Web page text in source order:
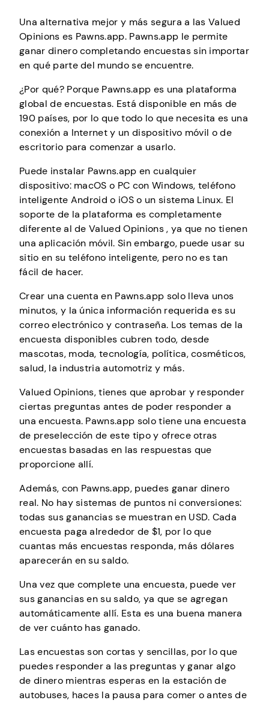
Una alternativa mejor y más segura a las Valued
Opinions es Pawns.app. Pawns.app le permite
ganar dinero completando encuestas sin importar
en qué parte del mundo se encuentre.
¿Por qué? Porque Pawns.app es una plataforma
global de encuestas. Está disponible en más de
190 países, por lo que todo lo que necesita es una
conexión a Internet y un dispositivo móvil o de
escritorio para comenzar a usarlo.
Puede instalar Pawns.app en cualquier
dispositivo: macOS o PC con Windows, teléfono
inteligente Android o iOS o un sistema Linux. El
soporte de la plataforma es completamente
diferente al de Valued Opinions , ya que no tienen
una aplicación móvil. Sin embargo, puede usar su
sitio en su teléfono inteligente, pero no es tan
fácil de hacer.
Crear una cuenta en Pawns.app solo lleva unos
minutos, y la única información requerida es su
correo electrónico y contraseña. Los temas de la
encuesta disponibles cubren todo, desde
mascotas, moda, tecnología, política, cosméticos,
salud, la industria automotriz y más.
Valued Opinions, tienes que aprobar y responder
ciertas preguntas antes de poder responder a
una encuesta. Pawns.app solo tiene una encuesta
de preselección de este tipo y ofrece otras
encuestas basadas en las respuestas que
proporcione allí.
Además, con Pawns.app, puedes ganar dinero
real. No hay sistemas de puntos ni conversiones:
todas sus ganancias se muestran en USD. Cada
encuesta paga alrededor de $1, por lo que
cuantas más encuestas responda, más dólares
aparecerán en su saldo.
Una vez que complete una encuesta, puede ver
sus ganancias en su saldo, ya que se agregan
automáticamente allí. Esta es una buena manera
de ver cuánto has ganado.
Las encuestas son cortas y sencillas, por lo que
puedes responder a las preguntas y ganar algo
de dinero mientras esperas en la estación de
autobuses, haces la pausa para comer o antes de